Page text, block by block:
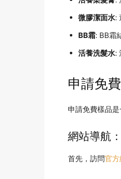
微膠潔面水:
BB霜: BB霜
活養洗髮水:
申請免
申請免費樣品
網站導航
首先，訪問官